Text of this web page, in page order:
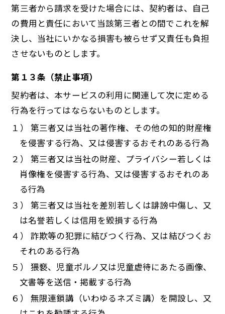
第三者から請求を受けた場合には、契約者は、自己
の費用と責任において当該第三者との間でこれを解
決し、当社にいかなる損害も被らせず又責任も負担
させないものとします。
第１３条（禁止事項）
契約者は、本サービスの利用に関連して次に定める
行為を行ってはならないものとします。
１） 第三者又は当社の著作権、その他の知的財産権
を侵害する行為、又は侵害するおそれのある行為
２） 第三者又は当社の財産、プライバシー若しくは
肖像権を侵害する行為、又は侵害するおそれのあ
る行為
３） 第三者又は当社を差別若しくは誹謗中傷し、又
は名誉若しくは信用を毀損する行為
４） 詐欺等の犯罪に結びつく行為、又は結びつくお
それのある行為
５） 猥褻、児童ポルノ又は児童虐待にあたる画像、
文書等を送信・掲載する行為
６） 無限連鎖講（いわゆるネズミ講）を開設し、又